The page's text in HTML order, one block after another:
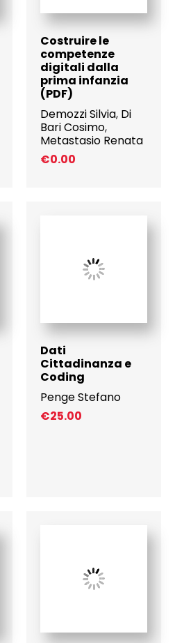
Costruire le
competenze
digitali dalla
prima infanzia
(PDF)
Demozzi Silvia, Di
Bari Cosimo,
Metastasio Renata
€0.00
Dati
Cittadinanza e
Coding
Penge Stefano
€25.00